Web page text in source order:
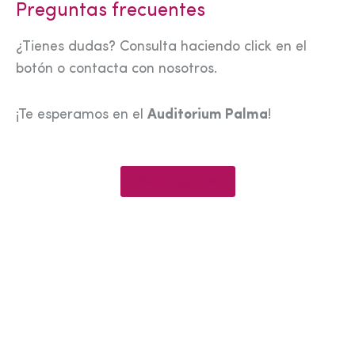
Preguntas frecuentes
¿Tienes dudas? Consulta haciendo click en el
botón o contacta con nosotros.
¡Te esperamos en el Auditorium Palma!